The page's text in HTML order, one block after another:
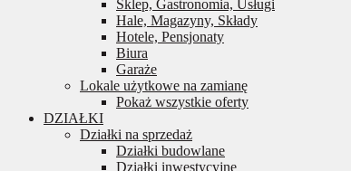
Sklep, Gastronomia, Usługi
Hale, Magazyny, Składy
Hotele, Pensjonaty
Biura
Garaże
Lokale użytkowe na zamianę
Pokaż wszystkie oferty
DZIAŁKI
Działki na sprzedaż
Działki budowlane
Działki inwestycyjne